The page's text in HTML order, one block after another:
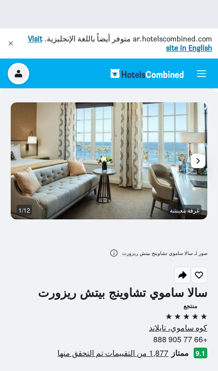
ar.hotelscombined.com متوفر أيضاً باللغة الإنجليزية.Visit
site in English
سالا ساموي تشاوينج بيتش ريزورت
منتجع
5 نجوم
كوه ساموي، تايلاند
+66 77 905 888
9.1 ممتاز 1,877 من التقييمات تم التحقق منها
غرفة معيشة 1/12
صور لـ سالا ساموي تشاوينج بيتش ريزورت